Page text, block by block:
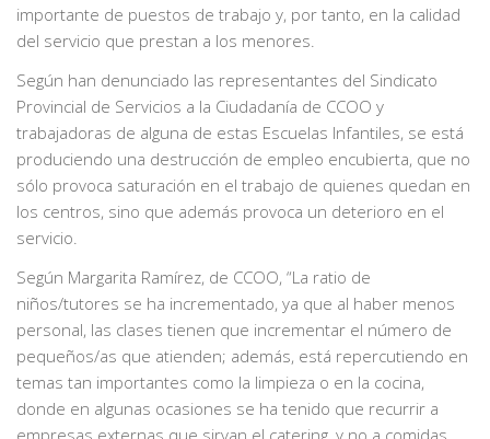
importante de puestos de trabajo y, por tanto, en la calidad
del servicio que prestan a los menores.
Según han denunciado las representantes del Sindicato
Provincial de Servicios a la Ciudadanía de CCOO y
trabajadoras de alguna de estas Escuelas Infantiles, se está
produciendo una destrucción de empleo encubierta, que no
sólo provoca saturación en el trabajo de quienes quedan en
los centros, sino que además provoca un deterioro en el
servicio.
Según Margarita Ramírez, de CCOO, “La ratio de
niños/tutores se ha incrementado, ya que al haber menos
personal, las clases tienen que incrementar el número de
pequeños/as que atienden; además, está repercutiendo en
temas tan importantes como la limpieza o en la cocina,
donde en algunas ocasiones se ha tenido que recurrir a
empresas externas que sirvan el catering, y no a comidas